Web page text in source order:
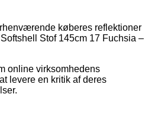
køberes reflektioner
Stof 145cm 17 Fuchsia –
online virksomhedens
levere en kritik af deres